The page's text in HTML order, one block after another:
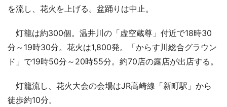
を流し、花火を上げる。盆踊りは中止。
灯籠は約300個。温井川の「虚空蔵尊」付近で18時30
分～19時30分。花火は1,800発。「からす川総合グラウン
ド」で19時50分～20時55分。約70店の露店が出店する。
灯籠流し、花火大会の会場はJR高崎線「新町駅」から
徒歩約10分。